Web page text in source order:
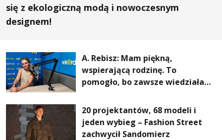
się z ekologiczną modą i nowoczesnym
designem!
A. Rebisz: Mam piękną,
wspierającą rodzinę. To
pomogło, bo zawsze wiedziałam,
najważniejsza
20 projektantów, 68 modeli i
jeden wybieg – Fashion Street
zachwycił Sandomierz